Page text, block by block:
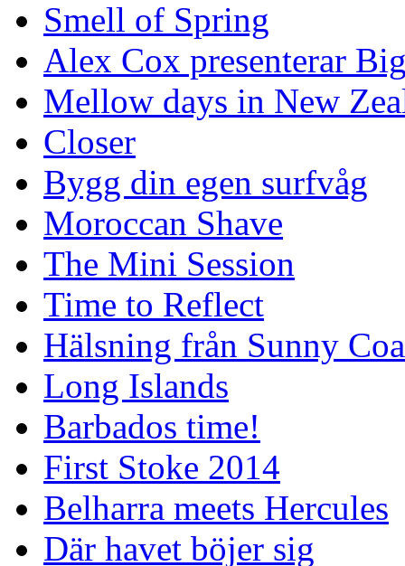
Smell of Spring
Alex Cox presenterar
Mellow days in New
Closer
Bygg din egen surfvåg
Moroccan Shave
The Mini Session
Time to Reflect
Hälsning från Sunny
Long Islands
Barbados time!
First Stoke 2014
Belharra meets Hercules
Där havet böjer sig